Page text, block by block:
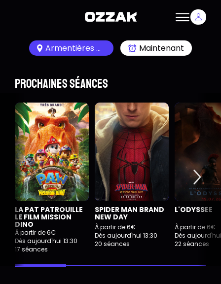
Armentières 59280 Maintenant
Prochaines séances
LA PAT PATROUILLE
LE FILM MISSION
DINO
À partir de 6€
Dès aujourd'hui 13:30
17 séances
SPIDER MAN BRAND
NEW DAY
À partir de 6€
Dès aujourd'hui 13:30
20 séances
L'ODYSSEE
À partir de 6€
Dès aujourd'hui
22 séances